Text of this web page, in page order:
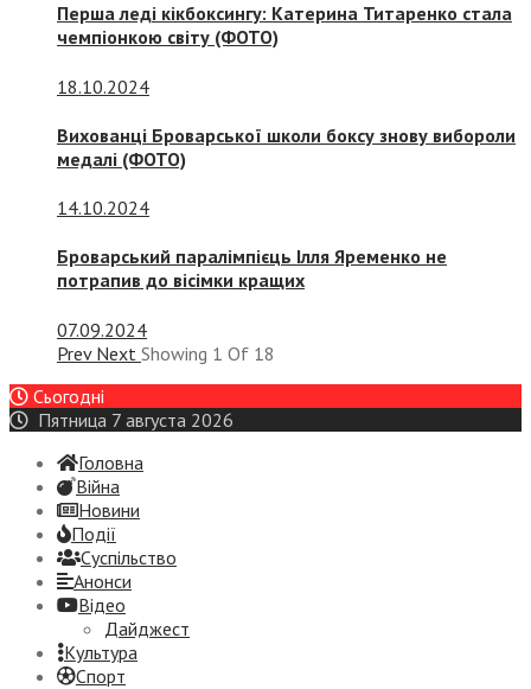
Перша леді кікбоксингу: Катерина Титаренко стала
чемпіонкою світу (ФОТО)
18.10.2024
Вихованці Броварської школи боксу знову вибороли
медалі (ФОТО)
14.10.2024
Броварський паралімпієць Ілля Яременко не
потрапив до вісімки кращих
07.09.2024
Prev Next Showing 1 Of 18
Сьогодні
Пятница 7 августа 2026
Головна
Війна
Новини
Події
Суспiльство
Анонси
Відео
Дайджест
Культура
Спорт